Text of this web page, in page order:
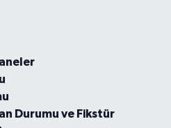
Durumu ve Fikstür